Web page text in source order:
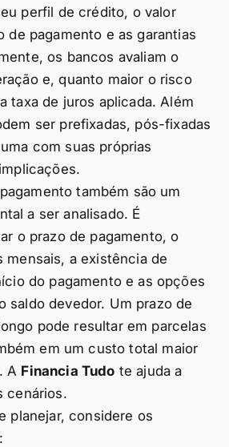
perfil de crédito, o valor
de pagamento e as garantias
os bancos avaliam o
e, quanto maior o risco
taxa de juros aplicada. Além
ser prefixadas, pós-fixadas
com suas próprias
também são um
a ser analisado. É
o prazo de pagamento, o
mensais, a existência de
do pagamento e as opções
saldo devedor. Um prazo de
pode resultar em parcelas
em um custo total maior
A Financia Tudo te ajuda a
cenários.
planejar, considere os